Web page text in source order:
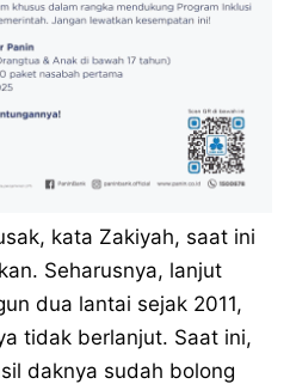
kata Zakiyah, saat ini
Seharusnya, lanjut
dua lantai sejak 2011,
tidak berlanjut. Saat ini,
daknya sudah bolong